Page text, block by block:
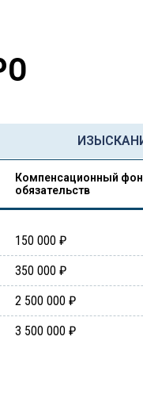
Компенсационный
обязательств
150 000 ₽
350 000 ₽
2 500 000 ₽
3 500 000 ₽